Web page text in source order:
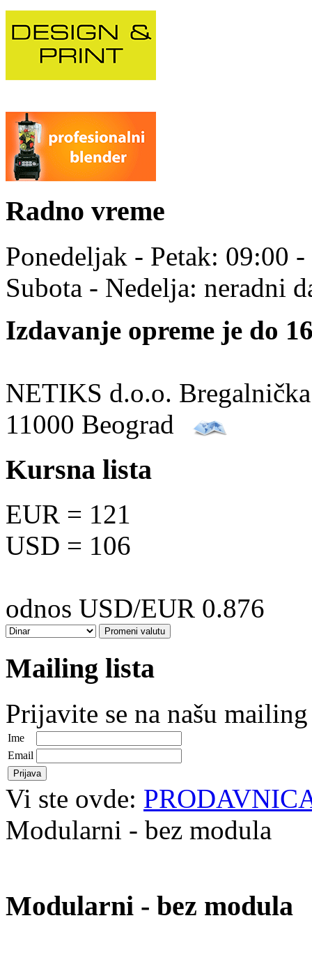
Radno vreme
Ponedeljak - Petak: 09:00
Subota - Nedelja: neradni
Izdavanje opreme je do
NETIKS d.o.o.
11000 Beograd
Kursna lista
EUR = 121
USD = 106
odnos USD/EUR 0.876
Mailing lista
Prijavite se na našu
Ime
Email
Vi ste ovde:
Modularni - bez modula
Modularni - bez modula